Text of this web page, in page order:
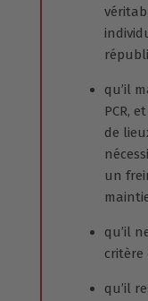
qu’il
PCR,
de
un
qu’il
critère
qu’il